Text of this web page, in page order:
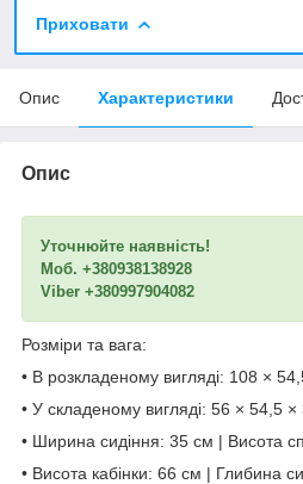
Приховати
Опис Характеристики
Опис
Уточнюйте наявність!
Моб. +380938138928
Viber +380997904082
Розміри та вага:
• В розкладеному вигляді: 108 ×
• У складеному вигляді: 56 × 54,5 ×
• Ширина сидіння: 35 см | Висота
• Висота кабінки: 66 см | Глибина